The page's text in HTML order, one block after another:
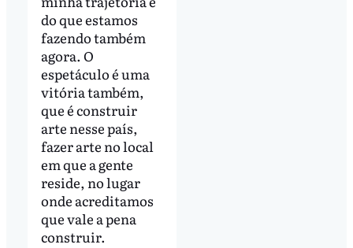
do que estamos
fazendo também
agora. O
espetáculo é uma
vitória também,
que é construir
arte nesse país,
fazer arte no local
em que a gente
reside, no lugar
onde acreditamos
que vale a pena
construir.